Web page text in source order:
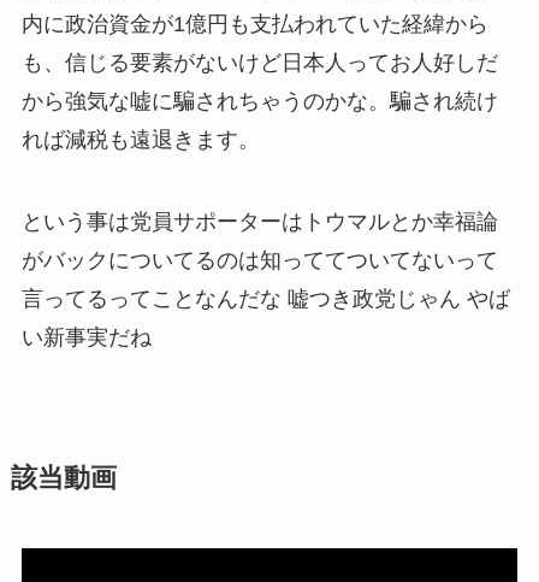
内に政治資金が1億円も支払われていた経緯から
も、信じる要素がないけど日本人ってお人好しだ
から強気な嘘に騙されちゃうのかな。騙され続け
れば減税も遠退きます。
という事は党員サポーターはトウマルとか幸福論
がバックについてるのは知っててついてないって
言ってるってことなんだな 嘘つき政党じゃん やば
い新事実だね
該当動画